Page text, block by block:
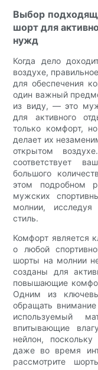
Выбор
шорт для
нужд
Когда дело
воздухе,
для обеспечения
один важный
из виду, — это
для активного
только комфорт,
делает их
открытом
соответствует
большого
этом подробном
мужских
молнии,
стиль.
Комфорт является
о любой
шорты на молнии
созданы для
повышающие
Одним из
обращать
используемый
впитывающие
нейлон,
даже во время
рассмотрите